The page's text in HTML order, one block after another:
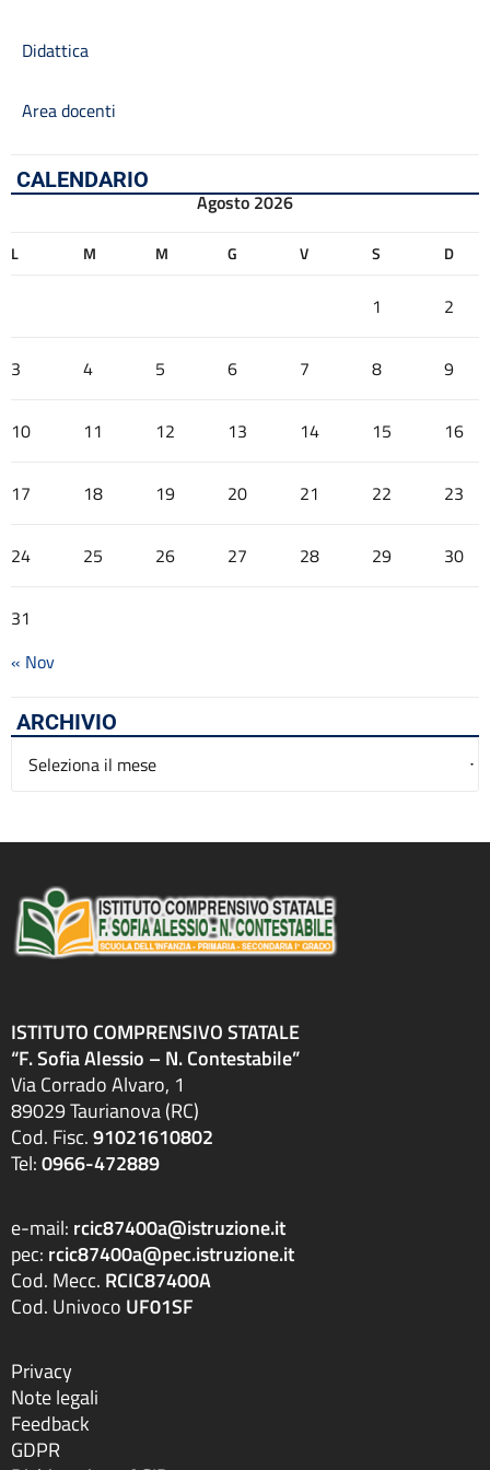
Didattica
Area docenti
CALENDARIO
Agosto 2026
L M M G V S D
1 2
3 4 5 6 7 8 9
10 11 12 13 14 15 16
17 18 19 20 21 22 23
24 25 26 27 28 29 30
31
« Nov
ARCHIVIO
Archivio
ISTITUTO COMPRENSIVO STATALE
“F. Sofia Alessio – N. Contestabile”
Via Corrado Alvaro, 1
89029 Taurianova (RC)
Cod. Fisc.91021610802
Tel:0966-472889
e-mail: rcic87400a@istruzione.it
pec: rcic87400a@pec.istruzione.it
Cod. Mecc. RCIC87400A
Cod. Univoco UF01SF
Privacy
Note legali
Feedback
GDPR